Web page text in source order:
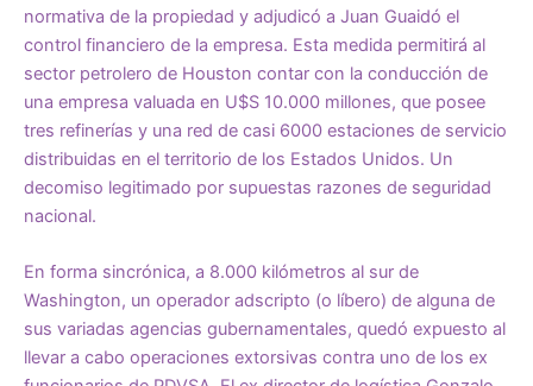
normativa de la propiedad y adjudicó a Juan Guaidó el
control financiero de la empresa. Esta medida permitirá al
sector petrolero de Houston contar con la conducción de
una empresa valuada en U$S 10.000 millones, que posee
tres refinerías y una red de casi 6000 estaciones de servicio
distribuidas en el territorio de los Estados Unidos. Un
decomiso legitimado por supuestas razones de seguridad
nacional.
En forma sincrónica, a 8.000 kilómetros al sur de
Washington, un operador adscripto (o líbero) de alguna de
sus variadas agencias gubernamentales, quedó expuesto al
llevar a cabo operaciones extorsivas contra uno de los ex